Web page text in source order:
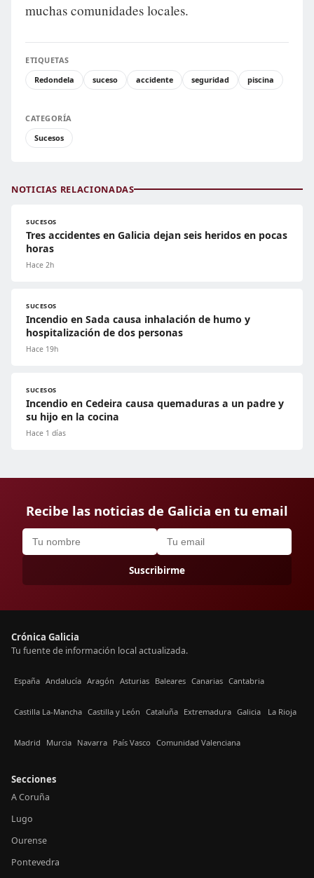
muchas comunidades locales.
ETIQUETAS
Redondela
suceso accidente seguridad piscina
CATEGORÍA
Sucesos
NOTICIAS RELACIONADAS
SUCESOS
Tres accidentes en Galicia dejan seis heridos en pocas
horas
Hace 2h
SUCESOS
Incendio en Sada causa inhalación de humo y
hospitalización de dos personas
Hace 19h
SUCESOS
Incendio en Cedeira causa quemaduras a un padre y
su hijo en la cocina
Hace 1 días
Recibe las noticias de Galicia en tu email
Suscribirme
Crónica Galicia
Tu fuente de información local actualizada.
España Andalucía Aragón Asturias Baleares Canarias Cantabria
Castilla La-Mancha Castilla y León Cataluña Extremadura Galicia La Rioja
Madrid Murcia Navarra País Vasco Comunidad Valenciana
Secciones
A Coruña
Lugo
Ourense
Pontevedra